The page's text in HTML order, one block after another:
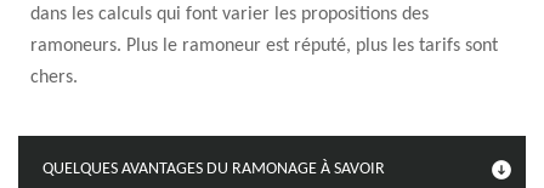
dans les calculs qui font varier les propositions des
ramoneurs. Plus le ramoneur est réputé, plus les tarifs sont
chers.
QUELQUES AVANTAGES DU RAMONAGE À SAVOIR